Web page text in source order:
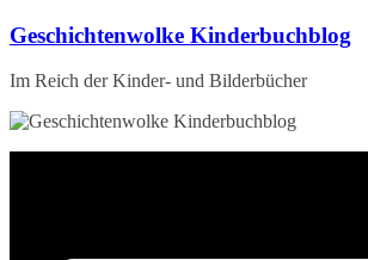
Zum
springen
Geschichtenwolke Kinderbuchblog
Im Reich der Kinder- und Bilderbücher